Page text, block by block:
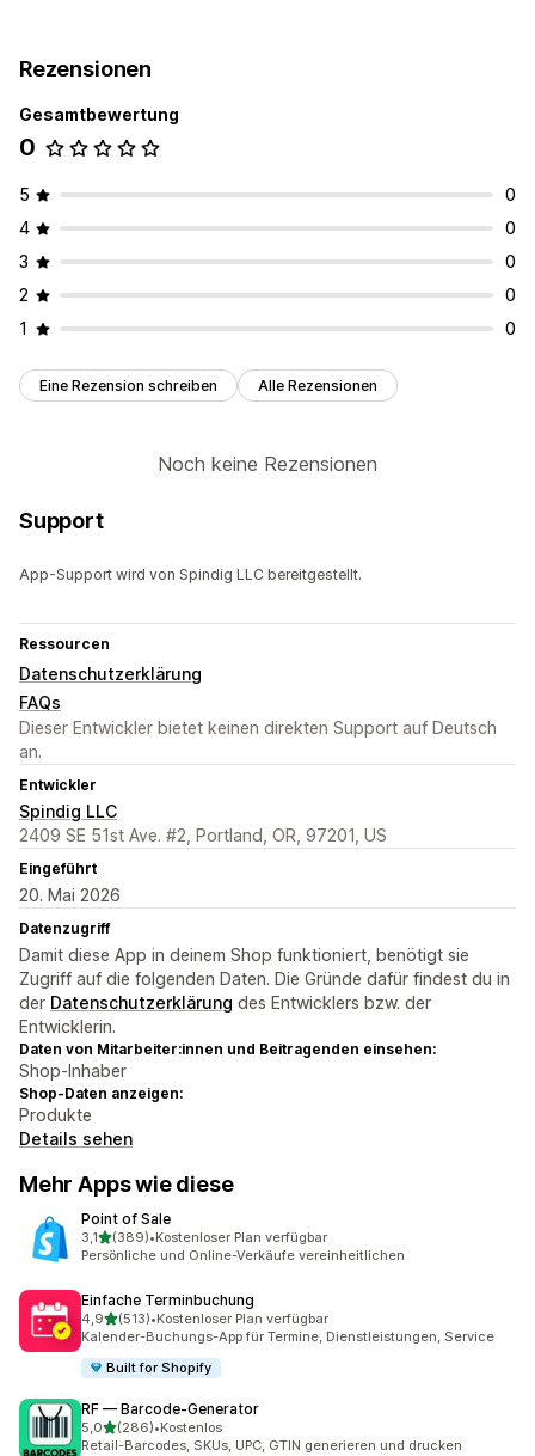
Rezensionen
Gesamtbewertung
0
5
0
4
0
3
0
2
0
1
0
Eine Rezension schreiben Alle Rezensionen
Noch keine Rezensionen
Support
App-Support wird von Spindig LLC bereitgestellt.
Ressourcen
Datenschutzerklärung
FAQs
Dieser Entwickler bietet keinen direkten Support auf Deutsch
an.
Entwickler
Spindig LLC
2409 SE 51st Ave. #2, Portland, OR, 97201, US
Eingeführt
20. Mai 2026
Datenzugriff
Damit diese App in deinem Shop funktioniert, benötigt sie
Zugriff auf die folgenden Daten. Die Gründe dafür findest du in
der Datenschutzerklärung des Entwicklers bzw. der
Entwicklerin.
Daten von Mitarbeiter:innen und Beitragenden einsehen:
Shop-Inhaber
Shop-Daten anzeigen:
Produkte
Details sehen
Mehr Apps wie diese
Point of Sale
3,1von 5 Sternen
(389)
389 Rezensionen insgesamt
•Kostenloser Plan verfügbar
Persönliche und Online-Verkäufe vereinheitlichen
Einfache Terminbuchung
4,9von 5 Sternen
(513)
513 Rezensionen insgesamt
•Kostenloser Plan verfügbar
Kalender-Buchungs-App für Termine, Dienstleistungen, Service
Built for Shopify
RF — Barcode‑Generator
5,0von 5 Sternen
(286)
286 Rezensionen insgesamt
•Kostenlos
Retail-Barcodes, SKUs, UPC, GTIN generieren und drucken